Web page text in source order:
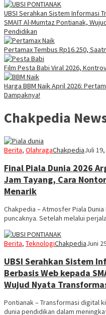
UBSI Serahkan Sistem Informasi
SMAIT Al-Mumtaz Pontianak,
Pendidikan
Pertamax Tembus Rp16.250,
Film Pesta Babi Viral 2026,
Harga BBM Naik April 2026:
Dampaknya!
Chakpedia
Berita, OlahragaChakpediaJuli
Final Piala Dunia 2026
Jam Tayang, Cara
Menarik
Chakpedia – Atmosfer Piala Dunia
puncaknya. Setelah melalui
Berita, TeknologiChakpediaJuni
UBSI Serahkan Sistem
Berbasis Web kepada
Wujud Nyata
Pontianak – Transformasi digital
dunia pendidikan dalam